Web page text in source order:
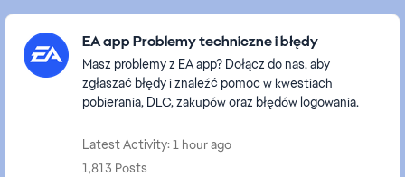
Featured Places
EA app Problemy techniczne i błędy
Masz problemy z EA app? Dołącz do nas, aby
zgłaszać błędy i znaleźć pomoc w kwestiach
pobierania, DLC, zakupów oraz błędów logowania.
Latest Activity: 1 hour ago
1,813 Posts